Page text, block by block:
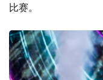
比赛。